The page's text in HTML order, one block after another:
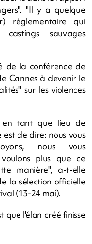
"Il y a quelque
réglementaire qui
sauvages
de la conférence de
Cannes à devenir le
sur les violences
en tant que lieu de
de dire: nous vous
nous vous
plus que ce
manière", a-t-elle
la sélection officielle
(13-24 mai).
que l'élan créé finisse